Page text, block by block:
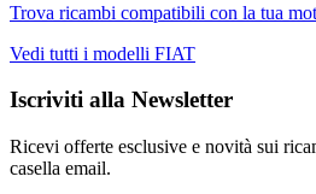
Trova ricambi compatibili con la tua
Vedi tutti i modelli FIAT
Iscriviti alla Newsletter
Ricevi offerte esclusive e novità sui
casella email.